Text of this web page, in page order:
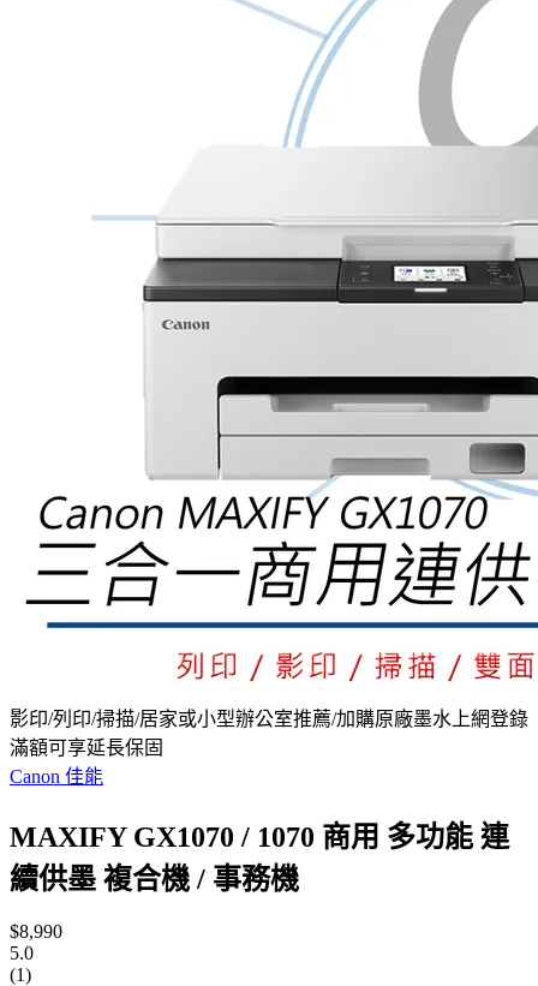
影印/列印/掃描/居家或小型辦公室推薦/加購原廠墨水上網登錄
滿額可享延長保固
Canon 佳能
MAXIFY GX1070 / 1070 商用 多功能 連
續供墨 複合機 / 事務機
$8,990
5.0
(1)